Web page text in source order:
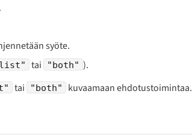
syöte.
tai "both" ).
tai "both" kuvaamaan ehdotustoimintaa.